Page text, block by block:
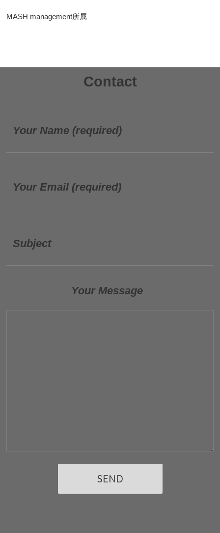
MASH management所属
Contact
Your Name (required)
Your Email (required)
Subject
Your Message